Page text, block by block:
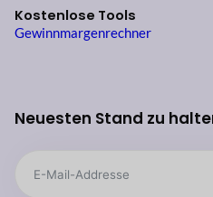
Kostenlose Tools
Gewinnmargenrechner
Neuesten Stand zu